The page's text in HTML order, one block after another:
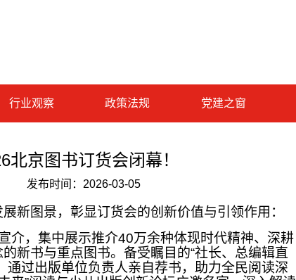
行业观察 政策法规 党建之窗
北京图书订货会闭幕！
发布时间： 2026-03-05
新图景，彰显订货会的创新价值与引领作用：
，集中展示推介40万余种体现时代精神、深耕
新书与重点图书。备受瞩目的“社长、总编辑直
通过出版单位负责人亲自荐书，助力全民阅读深